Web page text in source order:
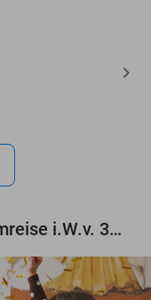
Hol Dir die Chance, eine Traumreise i.W.v. 3.000 € zu gewinnen!